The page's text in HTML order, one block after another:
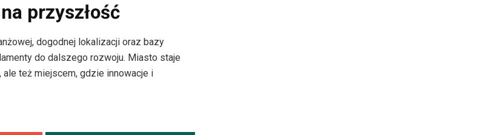
przyszłość
dogodnej lokalizacji oraz bazy
do dalszego rozwoju. Miasto staje
też miejscem, gdzie innowacje i